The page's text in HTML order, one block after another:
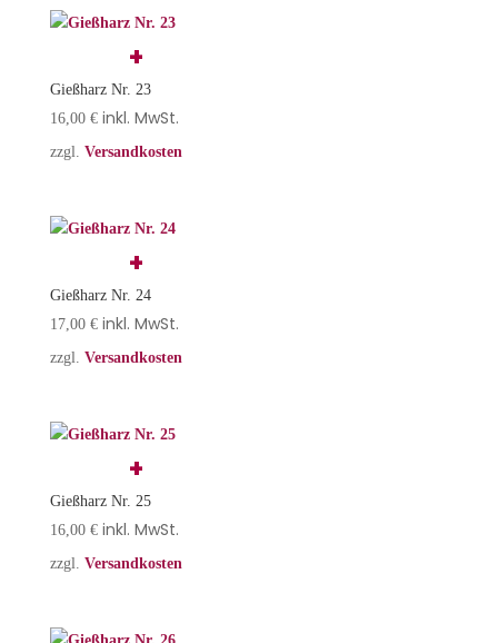
Gießharz Nr. 23
16,00 € inkl. MwSt.
zzgl. Versandkosten
Gießharz Nr. 24
17,00 € inkl. MwSt.
zzgl. Versandkosten
Gießharz Nr. 25
16,00 € inkl. MwSt.
zzgl. Versandkosten